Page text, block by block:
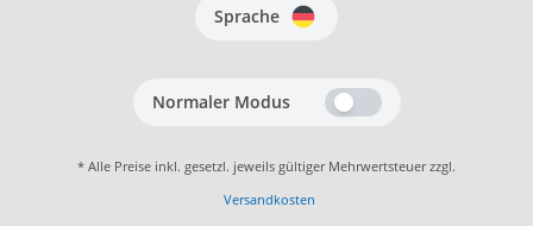
Sprache
Normaler Modus
* Alle Preise inkl. gesetzl. jeweils gültiger Mehrwertsteuer zzgl.
Versandkosten